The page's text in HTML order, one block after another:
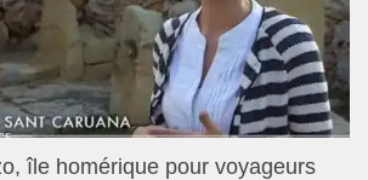
île homérique pour voyageurs